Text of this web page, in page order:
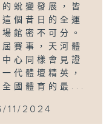
的蛻變發展，皆
這個昔日的全運
場館密不可分。
屆賽事，天河體
中心同樣會見證
一代體壇精英，
全國體育的最...
11/2024